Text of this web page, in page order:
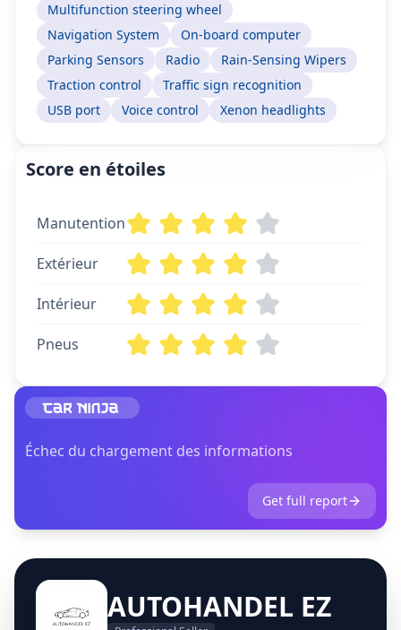
Multifunction steering wheel
Navigation System
On-board computer
Parking Sensors
Radio
Rain-Sensing Wipers
Traction control
Traffic sign recognition
USB port
Voice control Xenon headlights
Score en étoiles
Manutention
Extérieur
Intérieur
Pneus
Échec du chargement des informations
Get full report
AUTOHANDEL EZ